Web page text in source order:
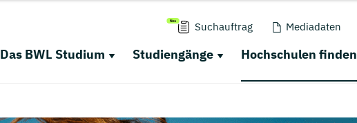
Suchauftrag Mediadaten
Das BWL Studium Studiengänge Hochschulen finden